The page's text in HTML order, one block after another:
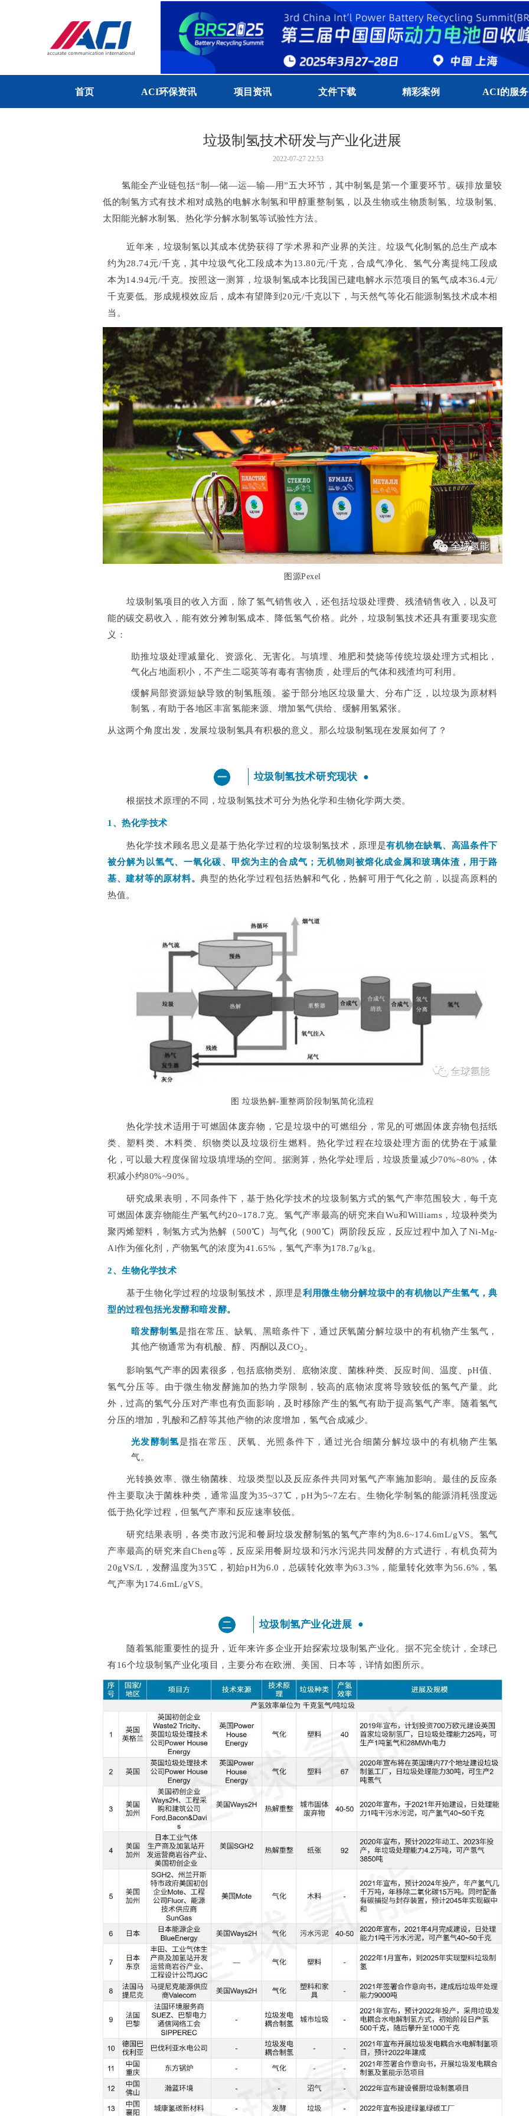
首页 ACI环保资讯 项目资讯 文件下载 精彩案例 ACI的服务
垃圾制氢技术研发与产业化进展
氢能全产业链包括“制—储—运—输—用”五大环节，其中制氢是第一个重要环节。碳排放量较
低的制氢方式有技术相对成熟的电解水制氢和甲醇重整制氢，以及生物或生物质制氢、垃圾制氢、
太阳能光解水制氢、热化学分解水制氢等试验性方法。
近年来，垃圾制氢以其成本优势获得了学术界和产业界的关注。垃圾气化制氢的总生产成本
约为28.74元/千克，其中垃圾气化工段成本为13.80元/千克，合成气净化、氢气分离提纯工段成
本为14.94元/千克。按照这一测算，垃圾制氢成本比我国已建电解水示范项目的氢气成本36.4元/
千克要低。形成规模效应后，成本有望降到20元/千克以下，与天然气等化石能源制氢技术成本相
当。
图源Pexel
垃圾制氢项目的收入方面，除了氢气销售收入，还包括垃圾处理费、残渣销售收入，以及可
能的碳交易收入，能有效分摊制氢成本、降低氢气价格。此外，垃圾制氢技术还具有重要现实意
义：
助推垃圾处理减量化、资源化、无害化。与填埋、堆肥和焚烧等传统垃圾处理方式相比，
气化占地面积小，不产生二噁英等有毒有害物质，处理后的气体和残渣均可利用。
缓解局部资源短缺导致的制氢瓶颈。鉴于部分地区垃圾量大、分布广泛，以垃圾为原材料
制氢，有助于各地区丰富氢能来源、增加氢气供给、缓解用氢紧张。
从这两个角度出发，发展垃圾制氢具有积极的意义。那么垃圾制氢现在发展如何了？
一 垃圾制氢技术研究现状 ●
根据技术原理的不同，垃圾制氢技术可分为热化学和生物化学两大类。
1、热化学技术
热化学技术顾名思义是基于热化学过程的垃圾制氢技术，原理是有机物在缺氧、高温条件下
被分解为以氢气、一氧化碳、甲烷为主的合成气；无机物则被熔化成金属和玻璃体渣，用于路
基、建材等的原材料。典型的热化学过程包括热解和气化，热解可用于气化之前，以提高原料的
热值。
图 垃圾热解-重整两阶段制氢简化流程
热化学技术适用于可燃固体废弃物，它是垃圾中的可燃组分，常见的可燃固体废弃物包括纸
类、塑料类、木料类、织物类以及垃圾衍生燃料。热化学过程在垃圾处理方面的优势在于减量
化，可以最大程度保留垃圾填埋场的空间。据测算，热化学处理后，垃圾质量减少70%~80%，体
积减小约80%~90%。
研究成果表明，不同条件下，基于热化学技术的垃圾制氢方式的氢气产率范围较大，每千克
可燃固体废弃物能生产氢气约20~178.7克。氢气产率最高的研究来自Wu和Williams，垃圾种类为
聚丙烯塑料，制氢方式为热解（500℃）与气化（900℃）两阶段反应，反应过程中加入了Ni-Mg-
Al作为催化剂，产物氢气的浓度为41.65%，氢气产率为178.7g/kg。
2、生物化学技术
基于生物化学过程的垃圾制氢技术，原理是利用微生物分解垃圾中的有机物以产生氢气，典
型的过程包括光发酵和暗发酵。
暗发酵制氢是指在常压、缺氧、黑暗条件下，通过厌氧菌分解垃圾中的有机物产生氢气，
其他产物通常为有机酸、醇、丙酮以及CO2 。
影响氢气产率的因素很多，包括底物类别、底物浓度、菌株种类、反应时间、温度、pH值、
氢气分压等。由于微生物发酵施加的热力学限制，较高的底物浓度将导致较低的氢气产量。此
外，过高的氢气分压对产率也有负面影响，及时移除产生的氢气有助于提高氢气产率。随着氢气
分压的增加，乳酸和乙醇等其他产物的浓度增加，氢气合成减少。
光发酵制氢是指在常压、厌氧、光照条件下，通过光合细菌分解垃圾中的有机物产生氢
气。
光转换效率、微生物菌株、垃圾类型以及反应条件共同对氢气产率施加影响。最佳的反应条
件主要取决于菌株种类，通常温度为35~37℃，pH为5~7左右。生物化学制氢的能源消耗强度远
低于热化学过程，但氢气产率和反应速率较低。
研究结果表明，各类市政污泥和餐厨垃圾发酵制氢的氢气产率约为8.6~174.6mL/gVS。氢气
产率最高的研究来自Cheng等，反应采用餐厨垃圾和污水污泥共同发酵的方式进行，有机负荷为
20gVS/L，发酵温度为35℃，初始pH为6.0，总碳转化效率为63.3%，能量转化效率为56.6%，氢
气产率为174.6mL/gVS。
二 垃圾制氢产业化进展 ●
随着氢能重要性的提升，近年来许多企业开始探索垃圾制氢产业化。据不完全统计，全球已
有16个垃圾制氢产业化项目，主要分布在欧洲、美国、日本等，详情如图所示。
2022-07-27 22:53